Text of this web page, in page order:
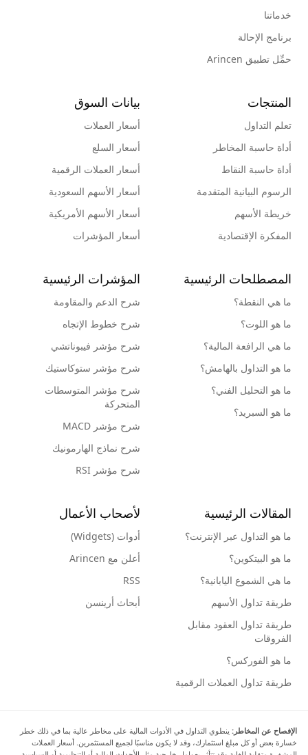
خدماتنا
برنامج الإحالة
حمِّل تطبيق Arincen
المنتجات
تعلم التداول
أداة حاسبة المخاطر
أداة حاسبة النقاط
الرسوم البيانية المتقدمة
خريطة الأسهم
المفكرة الإقتصادية
بيانات السوق
أسعار العملات
أسعار السلع
أسعار العملات الرقمية
أسعار الأسهم السعودية
أسعار الأسهم الأمريكية
أسعار المؤشرات
المصطلحات الرئيسية
ما هي النقطة؟
ما هو اللوت؟
ما هي الرافعة المالية؟
ما هو التداول بالهامش؟
ما هو التحليل الفني؟
ما هو السبريد؟
المؤشرات الرئيسية
شرح الدعم والمقاومة
شرح خطوط الإتجاه
شرح مؤشر فيبوناتشي
شرح مؤشر ستوكاستيك
شرح مؤشر المتوسطات
المتحركة
شرح مؤشر MACD
شرح نماذج الهارمونيك
شرح مؤشر RSI
المقالات الرئيسية
ما هو التداول عبر الإنترنت؟
ما هو البيتكوين؟
ما هي الشموع اليابانية؟
طريقة تداول الأسهم
طريقة تداول العقود مقابل
الفروقات
ما هو الفوركس؟
طريقة تداول العملات الرقمية
لأصحاب الأعمال
أدوات (Widgets)
أعلن مع Arincen
RSS
أبحاث أرينسن
الإفصاح عن المخاطر: ينطوي التداول في الأدوات المالية على مخاطر عالية بما في ذلك خطر
خسارة بعض أو كل مبلغ استثمارك، وقد لا يكون مناسبًا لجميع المستثمرين. أسعار العملات